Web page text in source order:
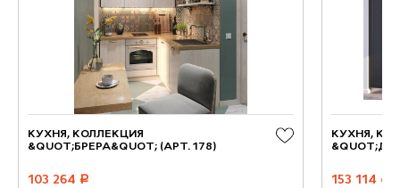
КУХНЯ, КОЛЛЕКЦИЯ
&QUOT;БРЕРА&QUOT; (АРТ. 178)
103 264 руб.
КУХНЯ,
153 114 руб.